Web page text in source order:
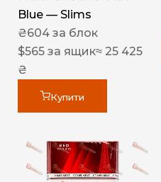
Blue — Slims
₴604 за блок
$565 за ящик≈ 25 425
₴
Купити